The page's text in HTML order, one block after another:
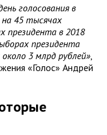
голосования в
на 45 тысячах
президента в 2018
президента
3 млрд рублей»,
«Голос» Андрей